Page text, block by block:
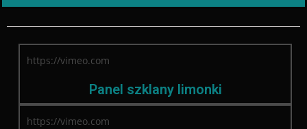
https://vimeo.com
Panel szklany limonki
https://vimeo.com